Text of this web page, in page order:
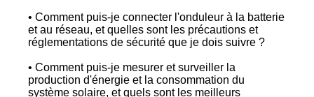
• Comment puis-je connecter l'onduleur à la batterie
et au réseau, et quelles sont les précautions et
réglementations de sécurité que je dois suivre ?
• Comment puis-je mesurer et surveiller la
production d'énergie et la consommation du
système solaire, et quels sont les meilleurs